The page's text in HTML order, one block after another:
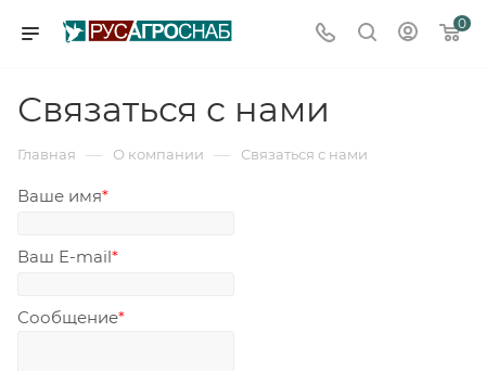
0
Связаться с нами
Главная — О компании — Связаться с нами
Ваше имя*
Ваш E-mail*
Сообщение*